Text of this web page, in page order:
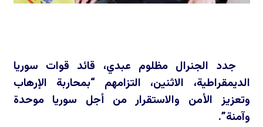
جدد الجنرال مظلوم عبدي، قائد قوات سوريا
الديمقراطية، الاثنين، التزامهم “بمحاربة الإرهاب
وتعزيز الأمن والاستقرار من أجل سوريا موحدة
وآمنة”.